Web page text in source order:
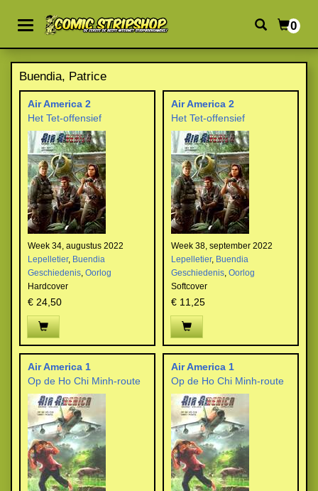
0
Buendia, Patrice
Air America 2
Het Tet-offensief
Week 34, augustus 2022
Lepelletier, Buendia
Geschiedenis, Oorlog
Hardcover
€ 24,50
Air America 2
Het Tet-offensief
Week 38, september 2022
Lepelletier, Buendia
Geschiedenis, Oorlog
Softcover
€ 11,25
Air America 1
Op de Ho Chi Minh-route
Air America 1
Op de Ho Chi Minh-route